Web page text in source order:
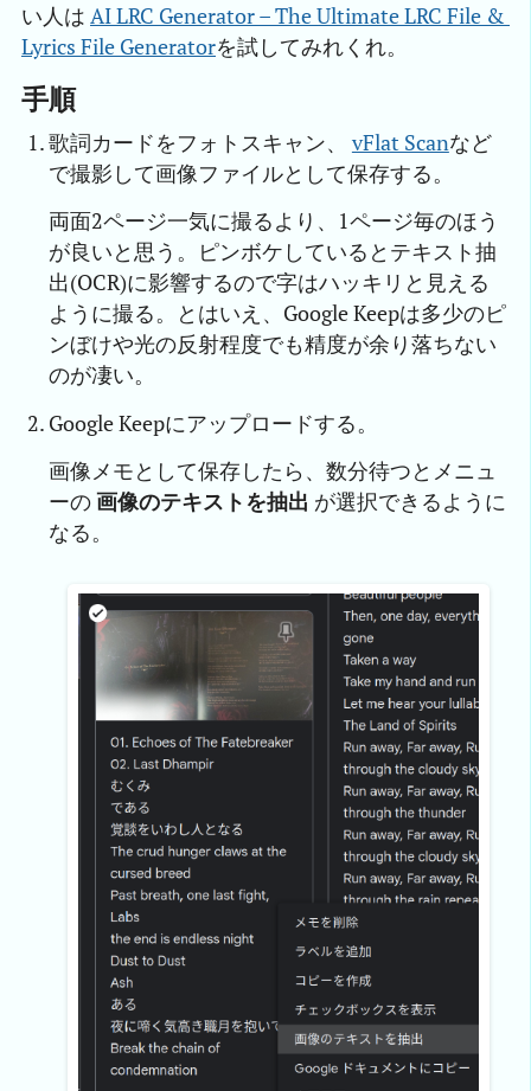
い人は AI LRC Generator – The Ultimate LRC File &
Lyrics File Generatorを試してみれくれ。
手順
歌詞カードをフォトスキャン、 vFlat Scanなど
で撮影して画像ファイルとして保存する。
両面2ページ一気に撮るより、1ページ毎のほう
が良いと思う。ピンボケしているとテキスト抽
出(OCR)に影響するので字はハッキリと見える
ように撮る。とはいえ、Google Keepは多少のピ
ンぼけや光の反射程度でも精度が余り落ちない
のが凄い。
Google Keepにアップロードする。
画像メモとして保存したら、数分待つとメニュ
ーの画像のテキストを抽出 が選択できるように
なる。